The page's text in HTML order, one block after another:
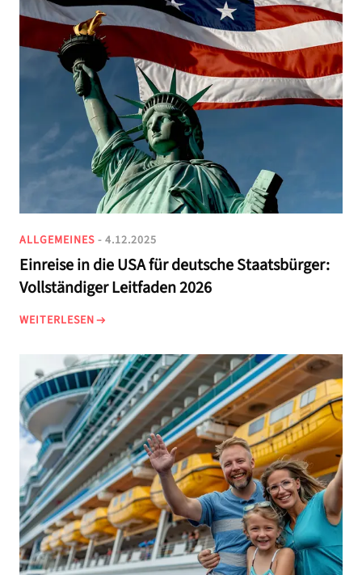
ALLGEMEINES - 4.12.2025
Einreise in die USA für deutsche Staatsbürger:
Vollständiger Leitfaden 2026
WEITERLESEN